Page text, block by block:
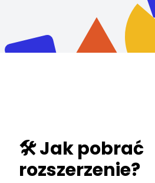
🛠️ Jak pobrać
rozszerzenie?